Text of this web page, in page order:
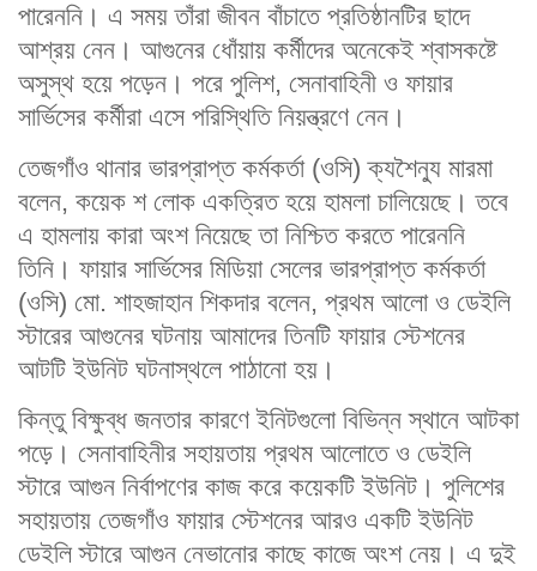
পারেননি। এ সময় তাঁরা জীবন বাঁচাতে প্রতিষ্ঠানটির ছাদে
আশ্রয় নেন। আগুনের ধোঁয়ায় কর্মীদের অনেকেই শ্বাসকষ্টে
অসুস্থ হয়ে পড়েন। পরে পুলিশ, সেনাবাহিনী ও ফায়ার
সার্ভিসের কর্মীরা এসে পরিস্থিতি নিয়ন্ত্রণে নেন।
তেজগাঁও থানার ভারপ্রাপ্ত কর্মকর্তা (ওসি) ক্যশৈন্যু মারমা
বলেন, কয়েক শ লোক একত্রিত হয়ে হামলা চালিয়েছে। তবে
এ হামলায় কারা অংশ নিয়েছে তা নিশ্চিত করতে পারেননি
তিনি। ফায়ার সার্ভিসের মিডিয়া সেলের ভারপ্রাপ্ত কর্মকর্তা
(ওসি) মো. শাহজাহান শিকদার বলেন, প্রথম আলো ও ডেইলি
স্টারের আগুনের ঘটনায় আমাদের তিনটি ফায়ার স্টেশনের
আটটি ইউনিট ঘটনাস্থলে পাঠানো হয়।
কিন্তু বিক্ষুব্ধ জনতার কারণে ইনিটগুলো বিভিন্ন স্থানে আটকা
পড়ে। সেনাবাহিনীর সহায়তায় প্রথম আলোতে ও ডেইলি
স্টারে আগুন নির্বাপণের কাজ করে কয়েকটি ইউনিট। পুলিশের
সহায়তায় তেজগাঁও ফায়ার স্টেশনের আরও একটি ইউনিট
ডেইলি স্টারে আগুন নেভানোর কাছে কাজে অংশ নেয়। এ দুই